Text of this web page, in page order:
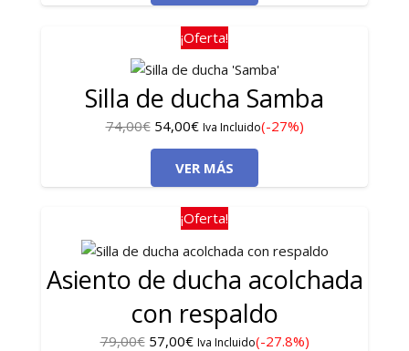
era:
79,00€.
es:
53,00€.
¡Oferta!
Silla de ducha Samba
74,00€ El
precio
original
era:
74,00€.
54,00€El
precio
actual
es:
54,00€.
Iva Incluido(-27%)
VER MÁS
¡Oferta!
Asiento de ducha acolchada
con respaldo
79,00€ El
57,00€ElIva Incluido(-27.8%)